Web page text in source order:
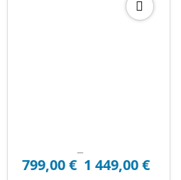
799,00€
–
1 449,00€
range: